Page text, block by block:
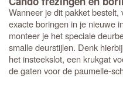
Wanneer je dit pakket bestelt,
exacte boringen in je nieuwe
monteer je het speciale
smalle deurstijlen. Denk
het insteekslot, een krukgat
de gaten voor de paumelle-